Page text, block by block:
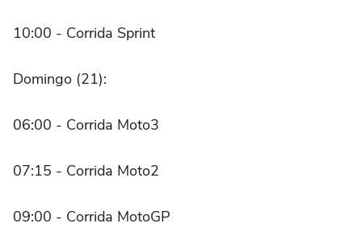
10:00 - Corrida Sprint
Domingo (21):
06:00 - Corrida Moto3
07:15 - Corrida Moto2
09:00 - Corrida MotoGP